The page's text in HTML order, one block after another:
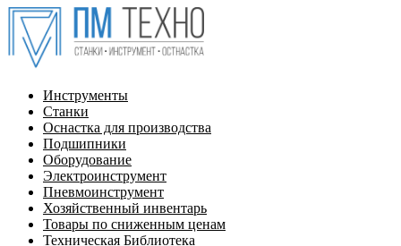
Инструменты
Станки
Оснастка для производства
Подшипники
Оборудование
Электроинструмент
Пневмоинструмент
Хозяйственный инвентарь
Товары по сниженным ценам
Техническая Библиотека